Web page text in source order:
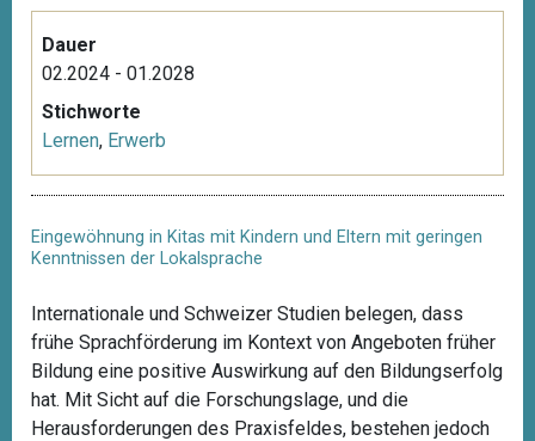
Dauer
02.2024 - 01.2028
Stichworte
Lernen, Erwerb
Eingewöhnung in Kitas mit Kindern und Eltern mit geringen
Kenntnissen der Lokalsprache
Internationale und Schweizer Studien belegen, dass
frühe Sprachförderung im Kontext von Angeboten früher
Bildung eine positive Auswirkung auf den Bildungserfolg
hat. Mit Sicht auf die Forschungslage, und die
Herausforderungen des Praxisfeldes, bestehen jedoch